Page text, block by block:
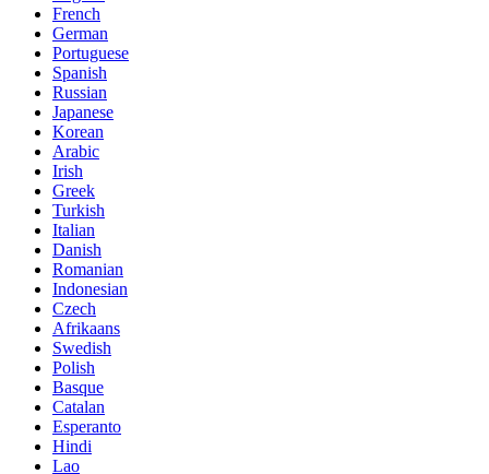
French
German
Portuguese
Spanish
Russian
Japanese
Korean
Arabic
Irish
Greek
Turkish
Italian
Danish
Romanian
Indonesian
Czech
Afrikaans
Swedish
Polish
Basque
Catalan
Esperanto
Hindi
Lao